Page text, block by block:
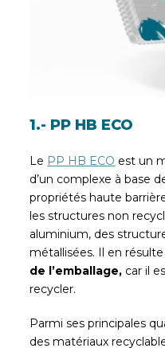
1.- PP HB ECO
Le PP HB ECO est un
d’un complexe à base
propriétés haute
les structures non
aluminium, des
métallisées. Il en
de l’emballage, car il
recycler.
Parmi ses principales
des matériaux